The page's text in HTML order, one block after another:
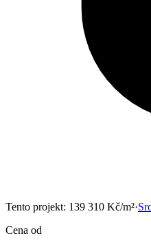
Tento projekt: 139 310 Kč/m²·
Cena od